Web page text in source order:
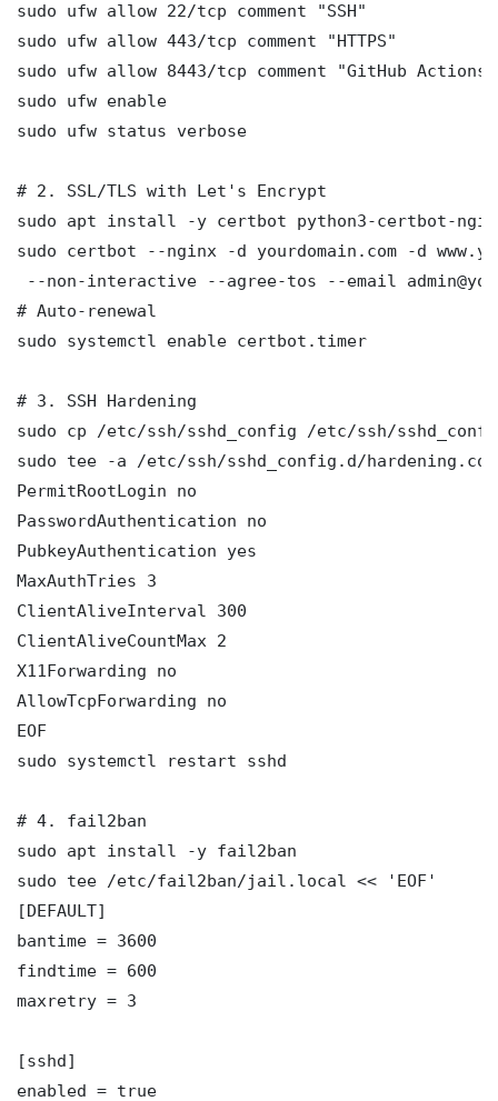
sudo ufw allow 22/tcp comment "SSH"
sudo ufw allow 443/tcp comment "HTTPS"
sudo ufw allow 8443/tcp comment "GitHub Actions
sudo ufw enable
sudo ufw status verbose
# 2. SSL/TLS with Let's Encrypt
sudo apt install -y certbot python3-certbot-
sudo certbot --nginx -d yourdomain.com -d
--non-interactive --agree-tos --email
# Auto-renewal
sudo systemctl enable certbot.timer
# 3. SSH Hardening
sudo cp /etc/ssh/sshd_config /etc/ssh/
sudo tee -a /etc/ssh/sshd_config.d/
PermitRootLogin no
PasswordAuthentication no
PubkeyAuthentication yes
MaxAuthTries 3
ClientAliveInterval 300
ClientAliveCountMax 2
X11Forwarding no
AllowTcpForwarding no
EOF
sudo systemctl restart sshd
# 4. fail2ban
sudo apt install -y fail2ban
sudo tee /etc/fail2ban/jail.local << 'EOF'
[DEFAULT]
bantime = 3600
findtime = 600
maxretry = 3
[sshd]
enabled = true